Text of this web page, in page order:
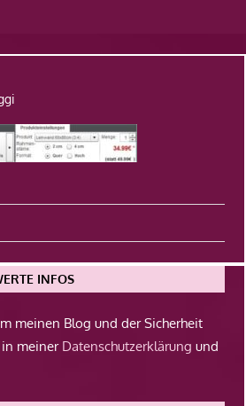
INFOS
meinen Blog und der Sicherheit
in meiner Datenschutzerklärung und